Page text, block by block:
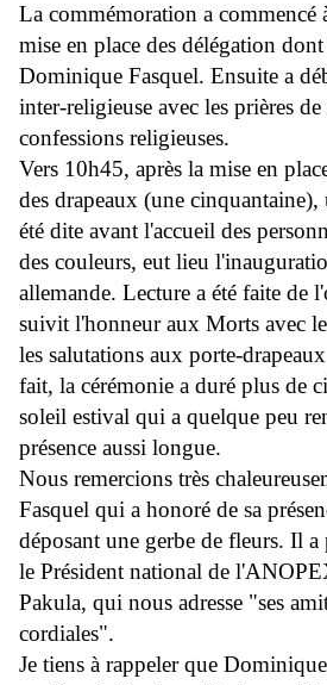
La commémoration a commencé
mise en place des délégation
Dominique Fasquel. Ensuite a
inter-religieuse avec les prières
confessions religieuses.
Vers 10h45, après la mise en
des drapeaux (une cinquantaine),
été dite avant l'accueil des
des couleurs, eut lieu
allemande. Lecture a été faite de
suivit l'honneur aux Morts avec
les salutations aux porte-
fait, la cérémonie a duré plus de
soleil estival qui a quelque peu
présence aussi longue.
Nous remercions très
Fasquel qui a honoré de sa
déposant une gerbe de fleurs. Il
le Président national de
Pakula, qui nous adresse "ses
cordiales".
Je tiens à rappeler que